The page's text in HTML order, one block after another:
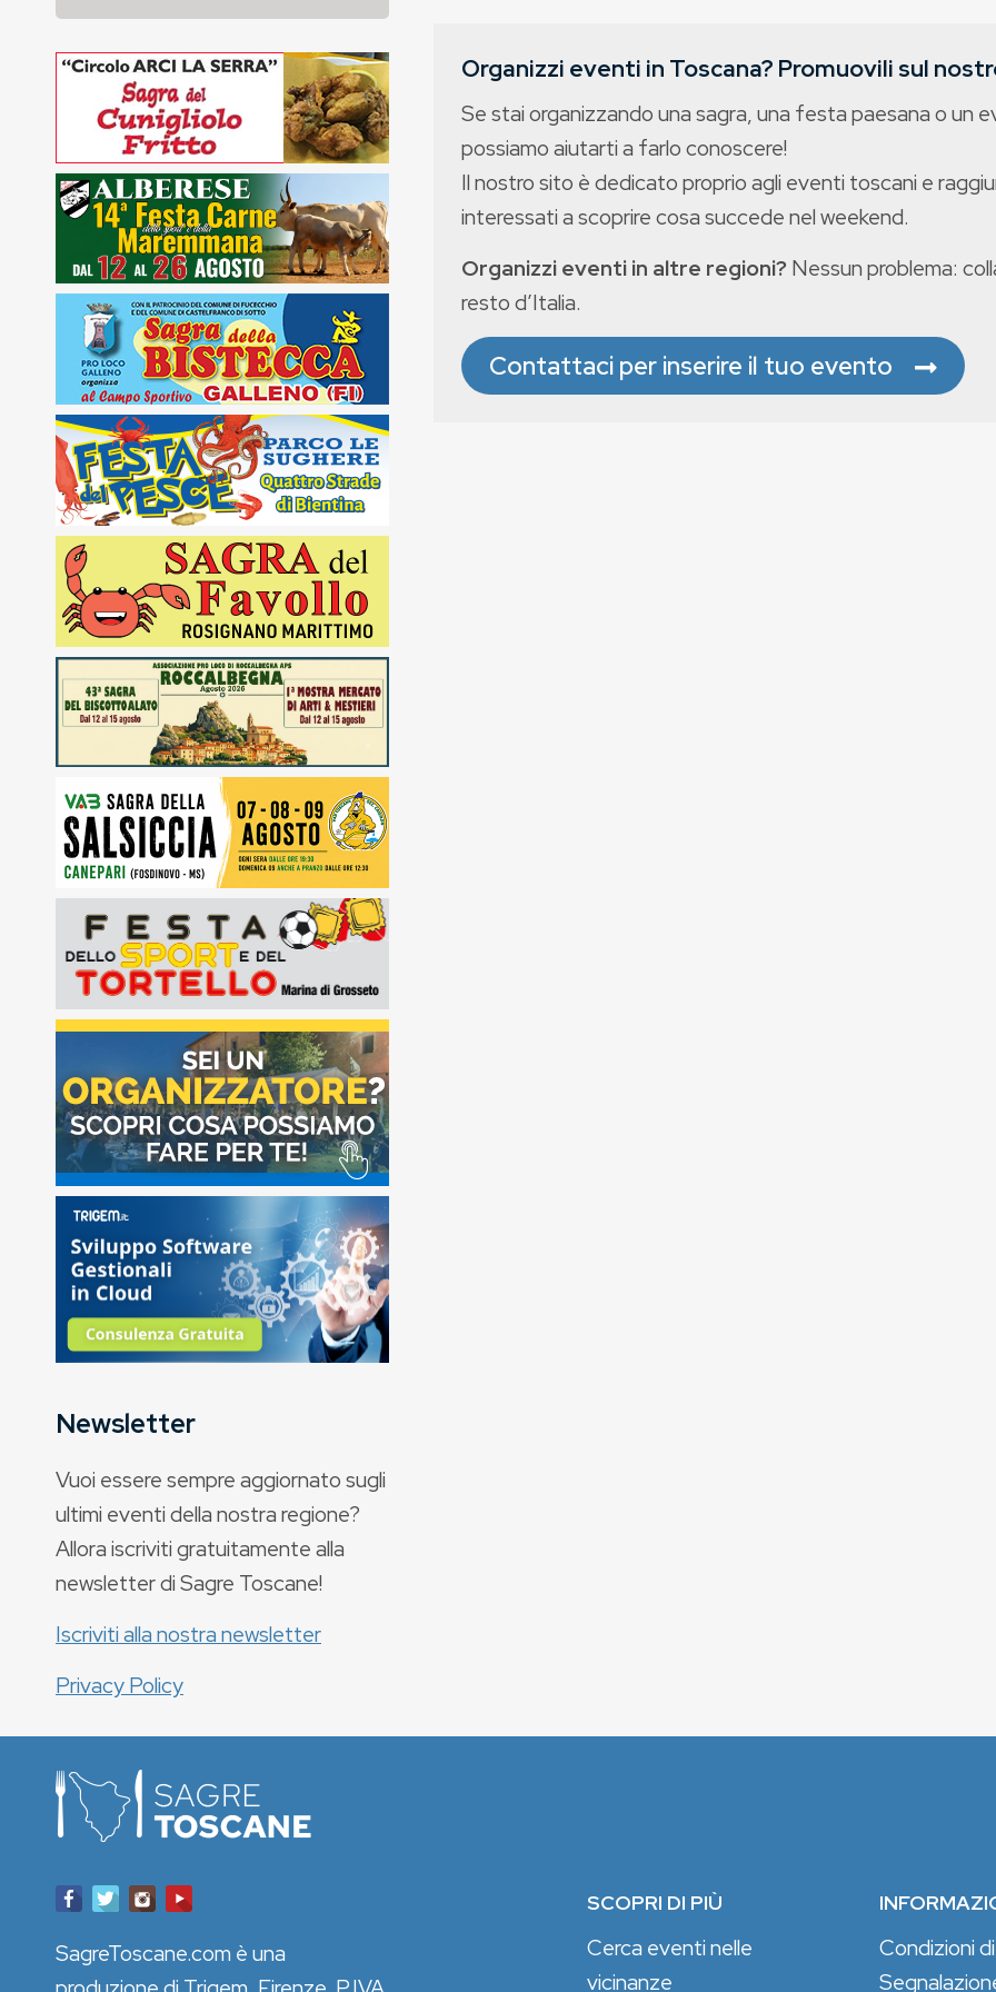
Organizzi eventi in Toscana? Promuovili sul
Se stai organizzando una sagra, una festa paesana o un
possiamo aiutarti a farlo conoscere!
Il nostro sito è dedicato proprio agli eventi toscani e
interessati a scoprire cosa succede nel weekend.
Organizzi eventi in altre regioni? Nessun problema:
resto d’Italia.
Contattaci per inserire il tuo evento
Newsletter
Vuoi essere sempre aggiornato sugli
ultimi eventi della nostra regione?
Allora iscriviti gratuitamente alla
newsletter di Sagre Toscane!
Iscriviti alla nostra newsletter
Privacy Policy
SCOPRI DI PIÙ
Cerca eventi nelle
vicinanze
Condizioni
SagreToscane.com è una